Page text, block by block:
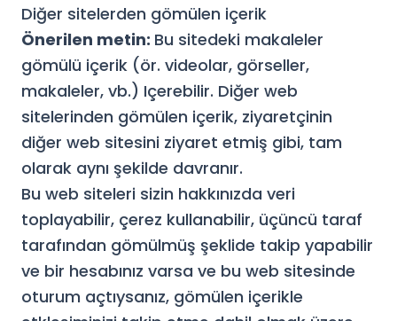
Diğer sitelerden gömülen içerik
Önerilen metin: Bu sitedeki makaleler
gömülü içerik (ör. videolar, görseller,
makaleler, vb.) Içerebilir. Diğer web
sitelerinden gömülen içerik, ziyaretçinin
diğer web sitesini ziyaret etmiş gibi, tam
olarak aynı şekilde davranır.
Bu web siteleri sizin hakkınızda veri
toplayabilir, çerez kullanabilir, üçüncü taraf
tarafından gömülmüş şeklide takip yapabilir
ve bir hesabınız varsa ve bu web sitesinde
oturum açtıysanız, gömülen içerikle